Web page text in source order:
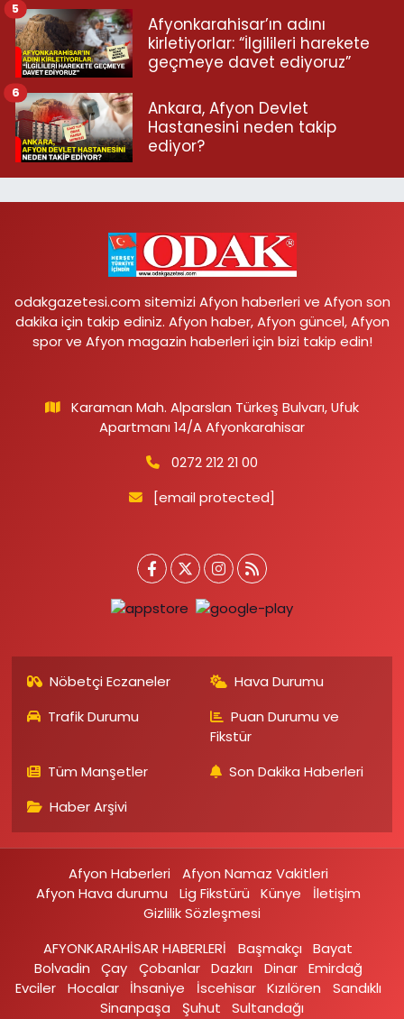
Afyonkarahisar’ın adını
kirletiyorlar: “İlgilileri harekete
geçmeye davet ediyoruz”
5
Ankara, Afyon Devlet
Hastanesini neden takip
ediyor?
6
odakgazetesi.com sitemizi Afyon haberleri ve Afyon son
dakika için takip ediniz. Afyon haber, Afyon güncel, Afyon
spor ve Afyon magazin haberleri için bizi takip edin!
Karaman Mah. Alparslan Türkeş Bulvarı, Ufuk
Apartmanı 14/A Afyonkarahisar
0272 212 21 00
[email protected]
Nöbetçi Eczaneler
Hava Durumu
Trafik Durumu
Puan Durumu ve
Fikstür
Tüm Manşetler
Son Dakika Haberleri
Haber Arşivi
Afyon Haberleri
Afyon Namaz Vakitleri
Afyon Hava durumu
Lig Fikstürü Künye
İletişim
Gizlilik Sözleşmesi
AFYONKARAHİSAR HABERLERİ
Başmakçı
Bayat
Bolvadin
Çay Çobanlar Dazkırı Dinar Emirdağ‎
Evciler‎
Hocalar İhsaniye‎ İscehisar Kızılören‎
Sandıklı‎
Sinanpaşa
Şuhut Sultandağı